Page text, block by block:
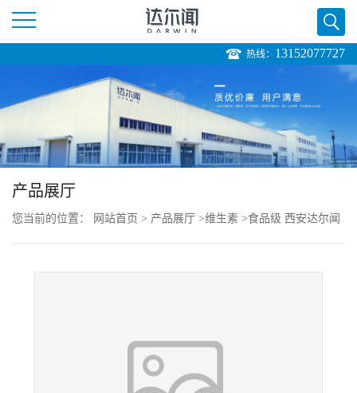
司
首
页
公
热线： 13152077727
产品展厅
您当前的位置： 网站首页 > 产品展厅 >维生素 >食品级 西安达尔闻